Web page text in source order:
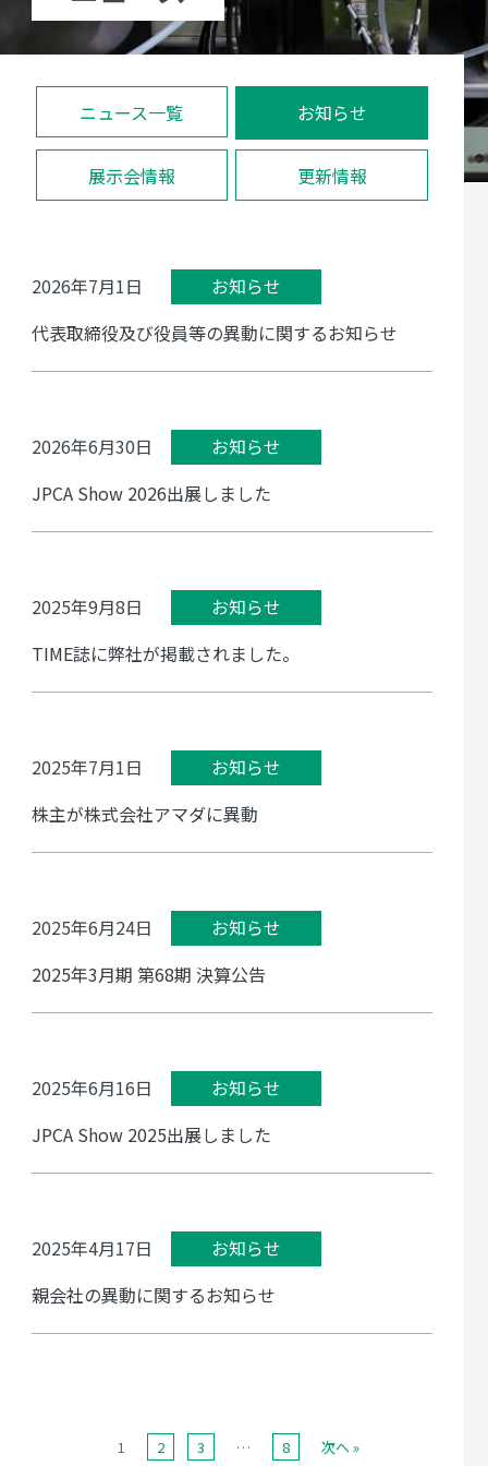
ニュース一覧 お知らせ
展示会情報 更新情報
2026年7月1日
お知らせ
代表取締役及び役員等の異動に関するお知らせ
2026年6月30日
お知らせ
JPCA Show 2026出展しました
2025年9月8日
お知らせ
TIME誌に弊社が掲載されました。
2025年7月1日
お知らせ
株主が株式会社アマダに異動
2025年6月24日
お知らせ
2025年3月期 第68期 決算公告
2025年6月16日
お知らせ
JPCA Show 2025出展しました
2025年4月17日
お知らせ
親会社の異動に関するお知らせ
1 2 3 … 8 次へ »